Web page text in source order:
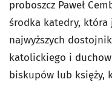
proboszcz Paweł
środka katedry, która
najwyższych
katolickiego i
biskupów lub księży,